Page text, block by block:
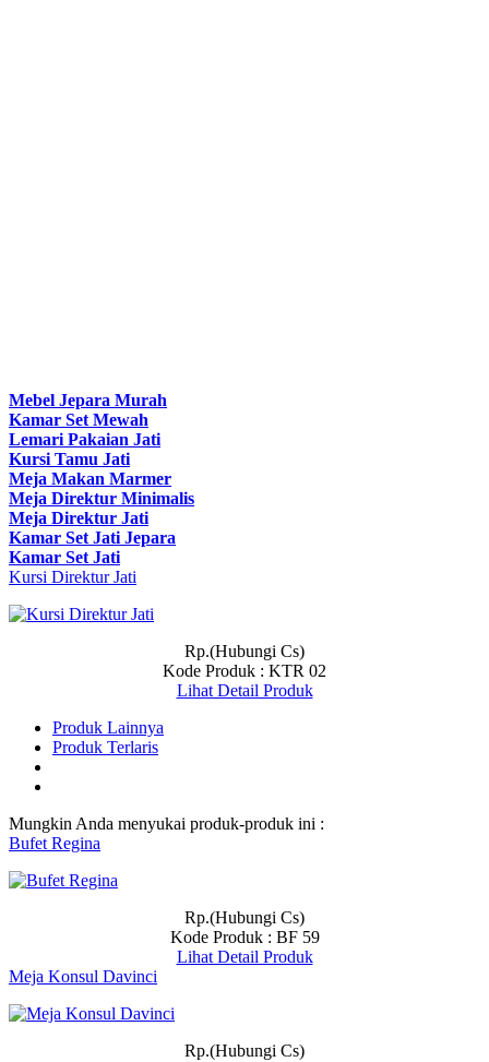
Mebel Jepara Murah
Kamar Set Mewah
Lemari Pakaian Jati
Kursi Tamu Jati
Meja Makan Marmer
Meja Direktur Minimalis
Meja Direktur Jati
Kamar Set Jati Jepara
Kamar Set Jati
Kursi Direktur Jati
Rp.(Hubungi Cs)
Kode Produk : KTR 02
Lihat Detail Produk
Produk Lainnya
Produk Terlaris
Mungkin Anda menyukai produk-produk ini :
Bufet Regina
Rp.(Hubungi Cs)
Kode Produk : BF 59
Lihat Detail Produk
Meja Konsul Davinci
Rp.(Hubungi Cs)